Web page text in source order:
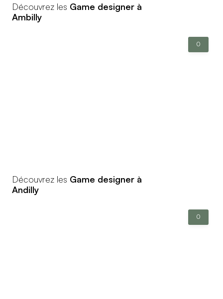
Découvrez les Game designer à
Ambilly
0
Découvrez les Game designer à
Andilly
0